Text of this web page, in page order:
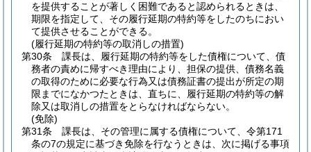
を提供することが著しく困難であると認められるときは、
期限を指定して、その履行延期の特約等をしたのちにおい
て提供させることができる。
(履行延期の特約等の取消しの措置)
第30条
課長は、履行延期の特約等をした債権について、債
務者の責めに帰すべき理由により、担保の提供、債務名義
の取得のために必要な行為又は債務証書の提出が所定の期
限までになかつたときは、直ちに、履行延期の特約等の解
除又は取消しの措置をとらなければならない。
(免除)
第31条
課長は、その管理に属する債権について、令第171
条の7の規定に基づき免除を行なうときは、次に掲げる事項